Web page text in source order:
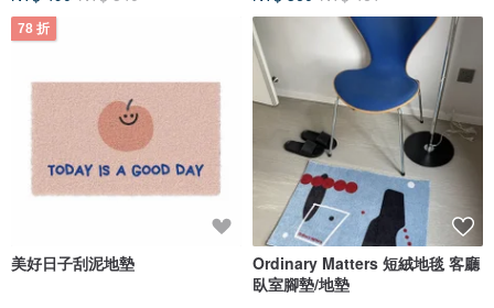
78 折
美好日子刮泥地墊
Ordinary Matters 短絨地毯 客廳
臥室腳墊/地墊